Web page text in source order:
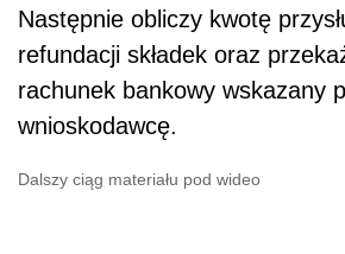
Następnie obliczy kwotę
refundacji składek oraz
rachunek bankowy wskazany
wnioskodawcę.
Dalszy ciąg materiału pod wideo